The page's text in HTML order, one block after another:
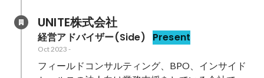
UNITE株式会社
経営アドバイザー(Side) Present
Oct 2023 -
フィールドコンサルティング、BPO、インサイド